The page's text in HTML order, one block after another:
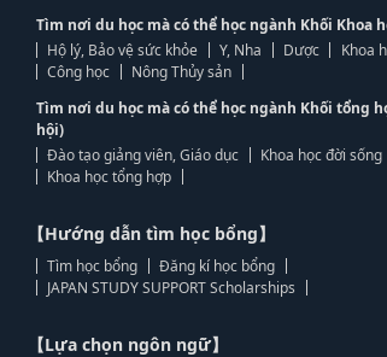
Tìm nơi du học mà có thể học ngành Khối Khoa
Hộ lý, Bảo vệ sức khỏe
Y, Nha Dược
Khoa
Công học
Nông Thủy sản
Tìm nơi du học mà có thể học ngành Khối tổng
hội)
Đào tạo giảng viên, Giáo dục
Khoa học đời sống
Khoa học tổng hợp
【Hướng dẫn tìm học bổng】
Tìm học bổng
Đăng kí học bổng
JAPAN STUDY SUPPORT Scholarships
【Lựa chọn ngôn ngữ】